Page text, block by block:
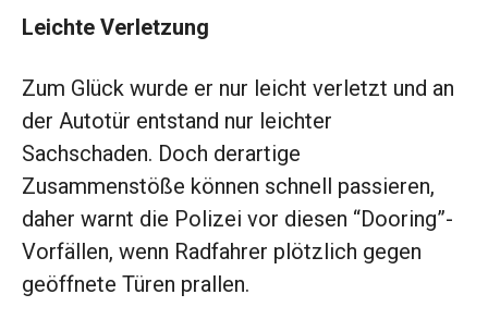
Leichte Verletzung
Zum Glück wurde er nur leicht verletzt und an
der Autotür entstand nur leichter
Sachschaden. Doch derartige
Zusammenstöße können schnell passieren,
daher warnt die Polizei vor diesen “Dooring”-
Vorfällen, wenn Radfahrer plötzlich gegen
geöffnete Türen prallen.